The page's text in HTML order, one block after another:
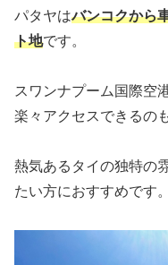
パタヤはバンコクから
ト地です。
スワンナプーム国際空
楽々アクセスできるの
熱気あるタイの独特の
たい方におすすめです。